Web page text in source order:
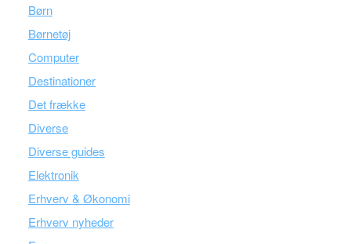
Børn
Børnetøj
Computer
Destinationer
Det frække
Diverse
Diverse guides
Elektronik
Erhverv & Økonomi
Erhverv nyheder